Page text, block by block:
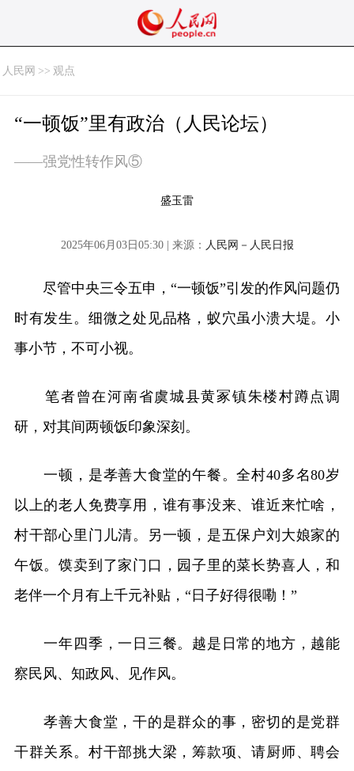
人民网 >> 观点
“一顿饭”里有政治（人民论坛）
——强党性转作风⑤
盛玉雷
2025年06月03日05:30 | 来源： 人民网－人民日报
尽管中央三令五申，“一顿饭”引发的作风问题仍
时有发生。细微之处见品格，蚁穴虽小溃大堤。小
事小节，不可小视。
笔者曾在河南省虞城县黄冢镇朱楼村蹲点调
研，对其间两顿饭印象深刻。
一顿，是孝善大食堂的午餐。全村40多名80岁
以上的老人免费享用，谁有事没来、谁近来忙啥，
村干部心里门儿清。另一顿，是五保户刘大娘家的
午饭。馍卖到了家门口，园子里的菜长势喜人，和
老伴一个月有上千元补贴，“日子好得很嘞！”
一年四季，一日三餐。越是日常的地方，越能
察民风、知政风、见作风。
孝善大食堂，干的是群众的事，密切的是党群
干群关系。村干部挑大梁，筹款项、请厨师、聘会